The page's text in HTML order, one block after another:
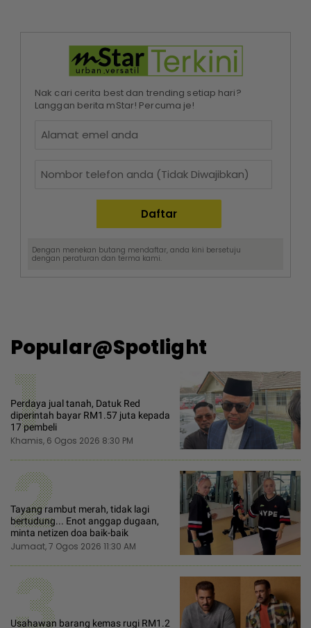
Nak cari cerita best dan trending setiap hari?
Langgan berita mStar! Percuma je!
Dengan menekan butang mendaftar, anda kini bersetuju
dengan peraturan dan terma kami.
Popular@Spotlight
1
Perdaya jual tanah, Datuk Red
diperintah bayar RM1.57 juta kepada
17 pembeli
Khamis, 6 Ogos 2026 8:30 PM
2
Tayang rambut merah, tidak lagi
bertudung... Enot anggap dugaan,
minta netizen doa baik-baik
Jumaat, 7 Ogos 2026 11:30 AM
Usahawan barang kemas rugi RM1.2